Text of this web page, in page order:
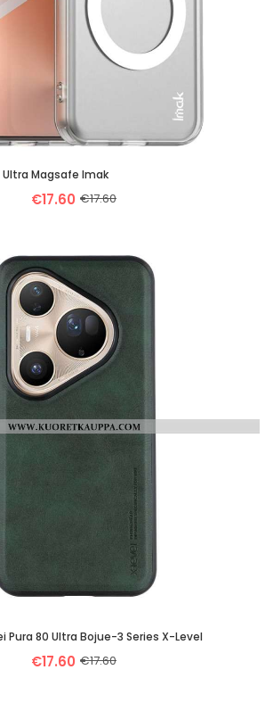
Ultra Magsafe Imak
€17.60 €17.60
Pura 80 Ultra Bojue-3 Series X-Level
€17.60 €17.60